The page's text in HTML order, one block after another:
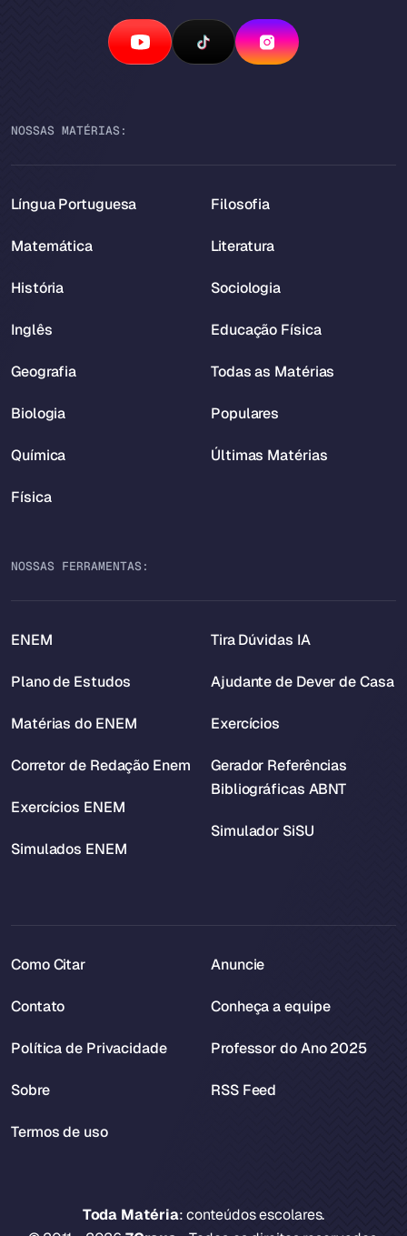
NOSSAS MATÉRIAS:
Língua Portuguesa
Matemática
História
Inglês
Geografia
Biologia
Química
Física
Filosofia
Literatura
Sociologia
Educação Física
Todas as Matérias
Populares
Últimas Matérias
NOSSAS FERRAMENTAS:
ENEM
Plano de Estudos
Matérias do ENEM
Corretor de Redação Enem
Exercícios ENEM
Simulados ENEM
Tira Dúvidas IA
Ajudante de Dever de Casa
Exercícios
Gerador Referências
Bibliográficas ABNT
Simulador SiSU
Toda Matéria: conteúdos escolares.
Como Citar
Contato
Política de Privacidade
Sobre
Termos de uso
Anuncie
Conheça a equipe
Professor do Ano 2025
RSS Feed